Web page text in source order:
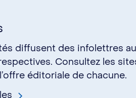
diffusent des infolettres
Consultez les
éditoriale de chacune.